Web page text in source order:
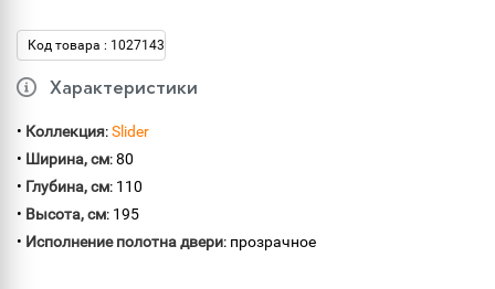
Код товара : 1027143
Характеристики
• Коллекция:Slider
• Ширина, см: 80
• Глубина, см: 110
• Высота, см: 195
• Исполнение полотна двери: прозрачное